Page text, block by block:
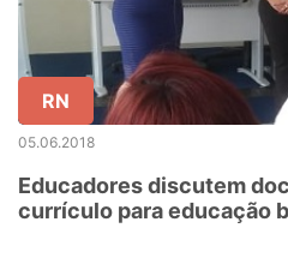
RN
05.06.2018
Educadores discutem
currículo para educação